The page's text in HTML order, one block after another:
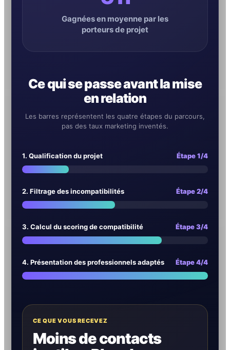
Gagnées en moyenne par les
porteurs de projet
Ce qui se passe avant la mise
en relation
Les barres représentent les quatre étapes du parcours,
pas des taux marketing inventés.
1. Qualification du projet Étape 1/4
2. Filtrage des incompatibilités Étape 2/4
3. Calcul du scoring de compatibilité Étape 3/4
4. Présentation des professionnels adaptés Étape 4/4
CE QUE VOUS RECEVEZ
Moins de contacts